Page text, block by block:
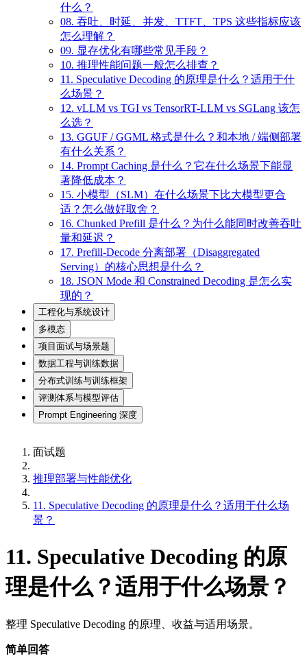
什么？
08. 吞吐、时延、并发、TTFT、TPS 这些指标应该
怎么理解？
09. 显存优化有哪些常见手段？
10. 推理性能问题一般怎么排查？
11. Speculative Decoding 的原理是什么？适用于什
么场景？
12. vLLM vs TGI vs TensorRT-LLM vs SGLang 该怎
么选？
13. GGUF / GGML 格式是什么？和本地 / 端侧部署
有什么关系？
14. Prompt Caching 是什么？它在什么场景下能显
著降低成本？
15. 小模型（SLM）在什么场景下比大模型更合
适？怎么做好取舍？
16. Chunked Prefill 是什么？为什么能同时改善吞吐
量和延迟？
17. Prefill-Decode 分离部署（Disaggregated
Serving）的核心思想是什么？
18. JSON Mode 和 Constrained Decoding 是怎么实
现的？
工程化与系统设计
多模态
项目面试与场景题
数据工程与训练数据
分布式训练与训练框架
评测体系与模型评估
Prompt Engineering 深度
面试题
推理部署与性能优化
11. Speculative Decoding 的原理是什么？适用于什么场
景？
11. Speculative Decoding 的原
理是什么？适用于什么场景？
整理 Speculative Decoding 的原理、收益与适用场景。
简单回答